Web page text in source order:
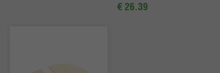
€ 26.39